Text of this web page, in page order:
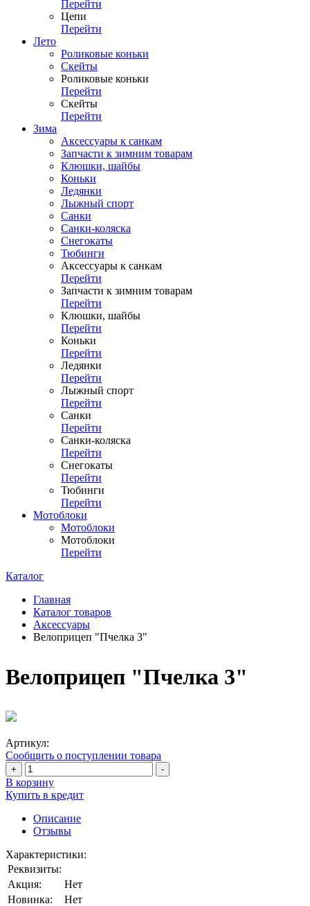
Перейти
Цепи
Перейти
Лето
Роликовые коньки
Скейты
Роликовые коньки
Перейти
Скейты
Перейти
Зима
Аксессуары к санкам
Запчасти к зимним товарам
Клюшки, шайбы
Коньки
Ледянки
Лыжный спорт
Санки
Санки-коляска
Снегокаты
Тюбинги
Аксессуары к санкам
Перейти
Запчасти к зимним товарам
Перейти
Клюшки, шайбы
Перейти
Коньки
Перейти
Ледянки
Перейти
Лыжный спорт
Перейти
Санки
Перейти
Санки-коляска
Перейти
Снегокаты
Перейти
Тюбинги
Перейти
Мотоблоки
Мотоблоки
Мотоблоки
Перейти
Каталог
Главная
Каталог товаров
Аксессуары
Велоприцеп "Пчелка 3"
Велоприцеп "Пчелка 3"
Артикул:
Сообщить о поступлении товара
+ -
В корзину
Купить в кредит
Описание
Отзывы
Характеристики:
Реквизиты:
Акция:
Нет
Новинка:
Нет